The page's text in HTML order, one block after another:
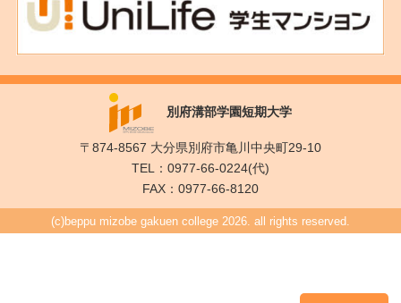
別府溝部学園短期大学
〒874-8567 大分県別府市亀川中央町29-10
TEL：0977-66-0224(代)
FAX：0977-66-8120
(c)beppu mizobe gakuen college 2026. all rights reserved.